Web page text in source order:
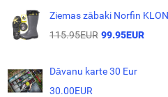
Ziemas zābaki Norfin
115.95EUR 99.95EUR
Dāvanu karte 30 Eur
30.00EUR